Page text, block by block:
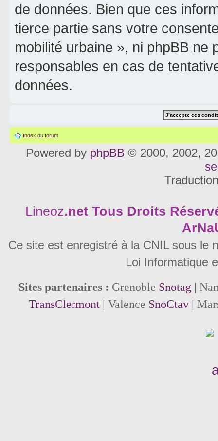
de données. Bien que ces
tierce partie sans votre
mobilité urbaine », ni phpBB ne
responsables en cas de
données.
Index du forum
Powered by phpBB © 2000, 2002,
Lineoz.net Tous Droits
Ce site est enregistré à la CNIL sous le
Loi Informatique
Sites partenaires : Grenoble Snotag |
TransClermont| Valence SnoCtav|